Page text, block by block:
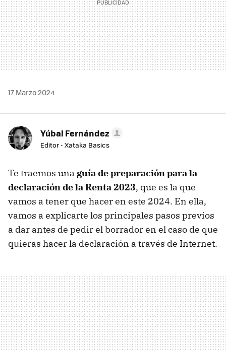
17 Marzo 2024
Yúbal Fernández
Editor - Xataka Basics
Te traemos una guía de preparación para la
declaración de la Renta 2023, que es la que
vamos a tener que hacer en este 2024. En ella,
vamos a explicarte los principales pasos previos
a dar antes de pedir el borrador en el caso de que
quieras hacer la declaración a través de Internet.